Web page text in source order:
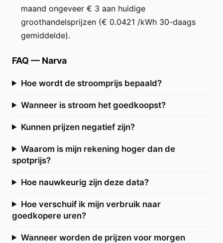
maand ongeveer € 3 aan huidige
groothandelsprijzen (€ 0.0421 /kWh 30-daags
gemiddelde).
FAQ — Narva
Hoe wordt de stroomprijs bepaald?
Wanneer is stroom het goedkoopst?
Kunnen prijzen negatief zijn?
Waarom is mijn rekening hoger dan de
spotprijs?
Hoe nauwkeurig zijn deze data?
Hoe verschuif ik mijn verbruik naar
goedkopere uren?
Wanneer worden de prijzen voor morgen